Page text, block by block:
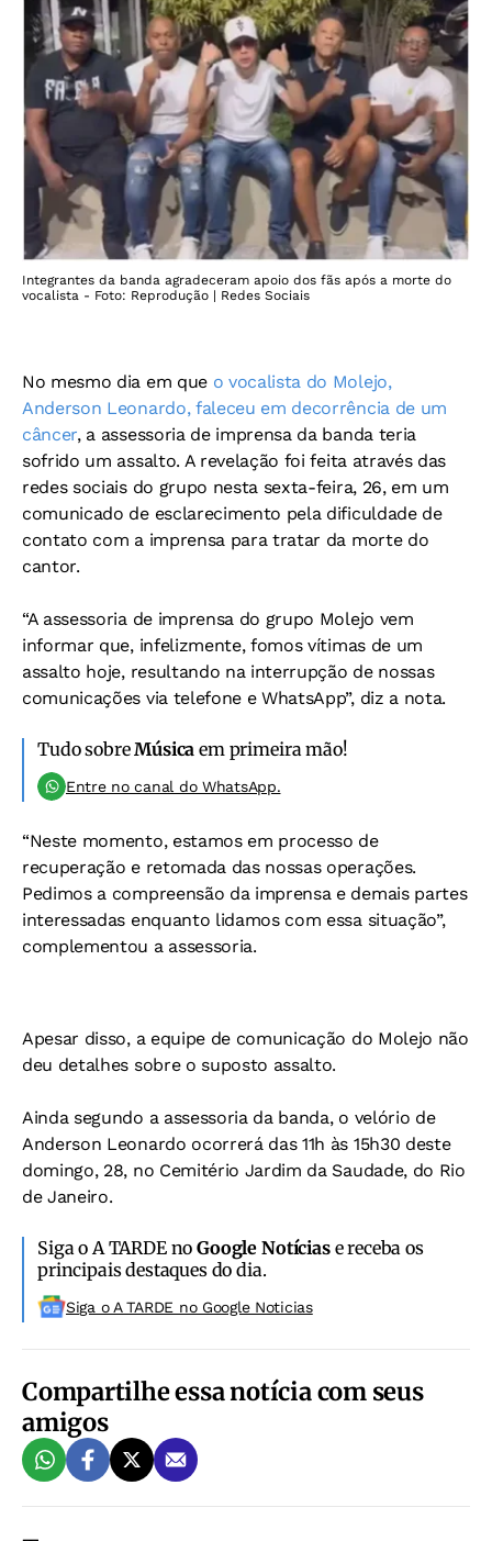
Integrantes da banda agradeceram apoio dos fãs após a morte do
vocalista - Foto: Reprodução | Redes Sociais
No mesmo dia em que o vocalista do Molejo,
Anderson Leonardo, faleceu em decorrência de um
câncer, a assessoria de imprensa da banda teria
sofrido um assalto. A revelação foi feita através das
redes sociais do grupo nesta sexta-feira, 26, em um
comunicado de esclarecimento pela dificuldade de
contato com a imprensa para tratar da morte do
cantor.
“A assessoria de imprensa do grupo Molejo vem
informar que, infelizmente, fomos vítimas de um
assalto hoje, resultando na interrupção de nossas
comunicações via telefone e WhatsApp”, diz a nota.
Tudo sobreMúsica em primeira mão!
Entre no canal do WhatsApp.
“Neste momento, estamos em processo de
recuperação e retomada das nossas operações.
Pedimos a compreensão da imprensa e demais partes
interessadas enquanto lidamos com essa situação”,
complementou a assessoria.
Apesar disso, a equipe de comunicação do Molejo não
deu detalhes sobre o suposto assalto.
Ainda segundo a assessoria da banda, o velório de
Anderson Leonardo ocorrerá das 11h às 15h30 deste
domingo, 28, no Cemitério Jardim da Saudade, do Rio
de Janeiro.
Siga o A TARDE noGoogle Notíciase receba os
principais destaques do dia.
Siga o A TARDE no Google Noticias
Compartilhe essa notícia com seus
amigos